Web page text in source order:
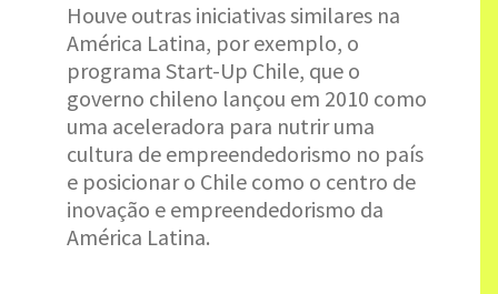
Houve outras iniciativas similares na
América Latina, por exemplo, o
programa Start-Up Chile, que o
governo chileno lançou em 2010 como
uma aceleradora para nutrir uma
cultura de empreendedorismo no país
e posicionar o Chile como o centro de
inovação e empreendedorismo da
América Latina.